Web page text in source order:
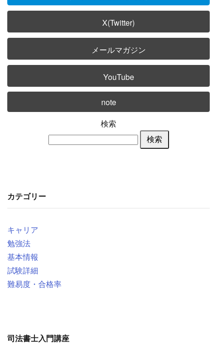
X(Twitter)
メールマガジン
YouTube
note
検索
検索
カテゴリー
キャリア
勉強法
基本情報
試験詳細
難易度・合格率
司法書士入門講座